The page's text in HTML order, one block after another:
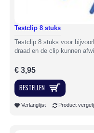
Testclip 8 stuks
Testclip 8 stuks voor
draad en de clip kunnen
€ 3,95
BESTELLEN
Verlanglijst Product